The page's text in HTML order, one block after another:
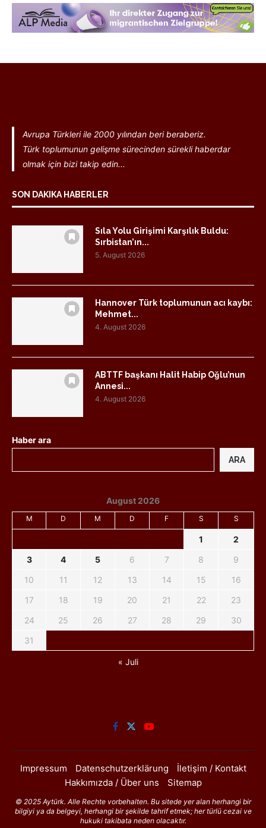
Avrupa Türkleri ile 2000 yılından beri beraberiz.
Türk toplumunun gelişme sürecinden sürekli haberdar
olmak için bizi takip edin...
SON DAKIKA HABERLER
Sıla Yolu Girişimi Karşılık Buldu:
Sırbistan’ın...
5. August 2026
Hannover Türk toplumunun acı kaybı:
Mehmet...
4. August 2026
ABTTF başkanı Halit Habip Oğlu’nun
Annesi...
4. August 2026
Haber ara
ARA
August 2026
M D M D F S S
1
2
3
4 5 6 7 8
9
10
11 12 13 14 15
16
17
18 19 20 21 22
23
24
25 26 27 28 29
30
31
« Juli
Impressum Datenschutzerklärung
İletişim / Kontakt
Hakkımızda / Über uns
Sitemap
© 2025 Aytürk. Alle Rechte vorbehalten. Bu sitede yer alan herhangi bir
bilgiyi ya da belgeyi, herhangi bir şekilde tahrif etmek; her türlü cezai ve
hukuki takibata neden olacaktır.